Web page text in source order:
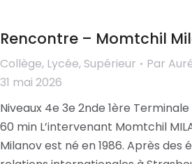
Rencontre – Momtchil
Collège, Lycée, Supérieur Par
31 mai 2026
Niveaux 4e 3e 2nde 1ère
60 min L’intervenant Momtchil
Milanov est né en 1986. Après des